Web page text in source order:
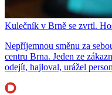
Kulečník v Brně se zvrtl.
Nepříjemnou směnu za
centru Brna. Jeden ze
odejít, hajloval, urážel